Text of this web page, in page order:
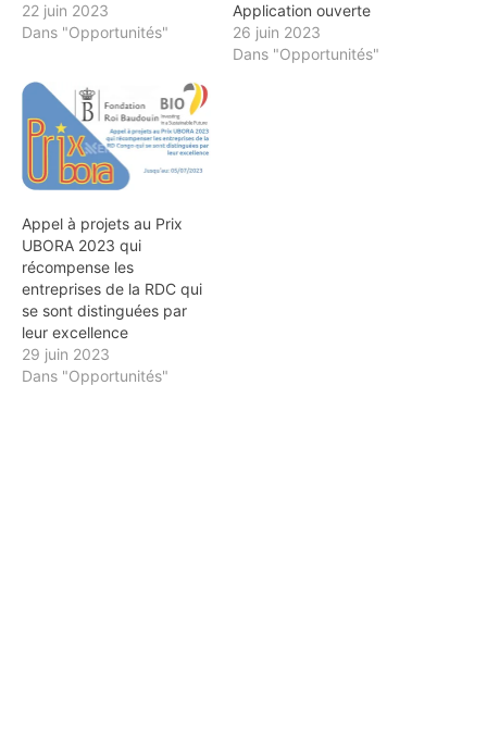
22 juin 2023
Dans "Opportunités"
Application ouverte
26 juin 2023
Dans "Opportunités"
Appel à projets au Prix
UBORA 2023 qui
récompense les
entreprises de la RDC qui
se sont distinguées par
leur excellence
29 juin 2023
Dans "Opportunités"